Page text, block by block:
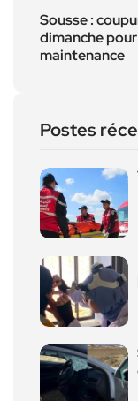
Sousse :
dimanche
maintenance
Postes